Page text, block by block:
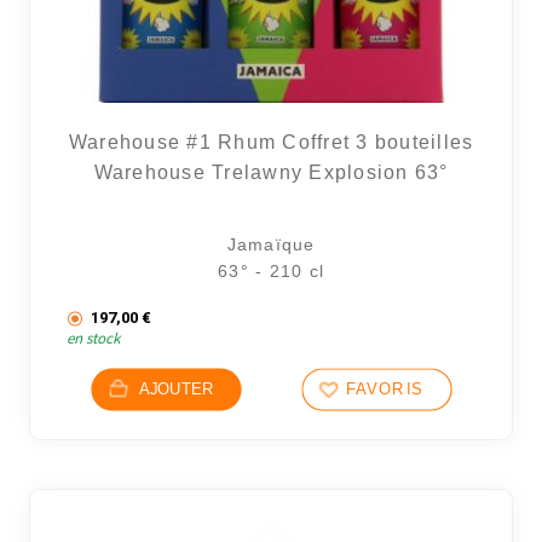
Warehouse #1 Rhum Coffret 3 bouteilles
Warehouse Trelawny Explosion 63°
Jamaïque
63° - 210 cl
197,00 €
en stock
AJOUTER FAVORIS